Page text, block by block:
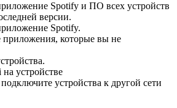
Spotify и ПО всех устройств
версии.
Spotify.
приложения, которые вы не
устройстве
устройства к другой сети